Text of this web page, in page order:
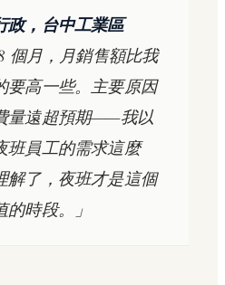
政，台中工業區
個月，月銷售額比我
要高一些。主要原因
量遠超預期——我以
班員工的需求這麼
解了，夜班才是這個
時段。」